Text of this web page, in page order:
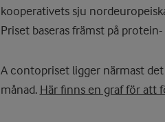
kooperativets sju
Priset baseras främst på
A contopriset ligger närmast
månad. Här finns en graf för att